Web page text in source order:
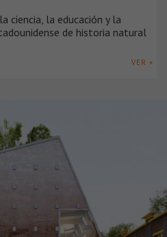
ciencia, la educación y la
de historia natural
VER +